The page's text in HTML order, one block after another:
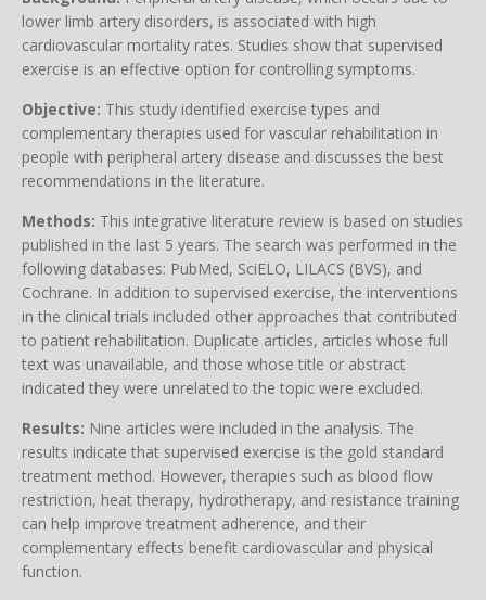
lower limb artery disorders, is associated with high
cardiovascular mortality rates. Studies show that supervised
exercise is an effective option for controlling symptoms.
Objective: This study identified exercise types and
complementary therapies used for vascular rehabilitation in
people with peripheral artery disease and discusses the best
recommendations in the literature.
Methods: This integrative literature review is based on studies
published in the last 5 years. The search was performed in the
following databases: PubMed, SciELO, LILACS (BVS), and
Cochrane. In addition to supervised exercise, the interventions
in the clinical trials included other approaches that contributed
to patient rehabilitation. Duplicate articles, articles whose full
text was unavailable, and those whose title or abstract
indicated they were unrelated to the topic were excluded.
Results: Nine articles were included in the analysis. The
results indicate that supervised exercise is the gold standard
treatment method. However, therapies such as blood flow
restriction, heat therapy, hydrotherapy, and resistance training
can help improve treatment adherence, and their
complementary effects benefit cardiovascular and physical
function.